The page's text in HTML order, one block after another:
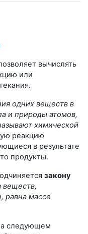
вычислять
или
одних веществ в
и природы атомов,
химической
реакцию
в результате
продукты.
закону
веществ,
равна массе
следующем